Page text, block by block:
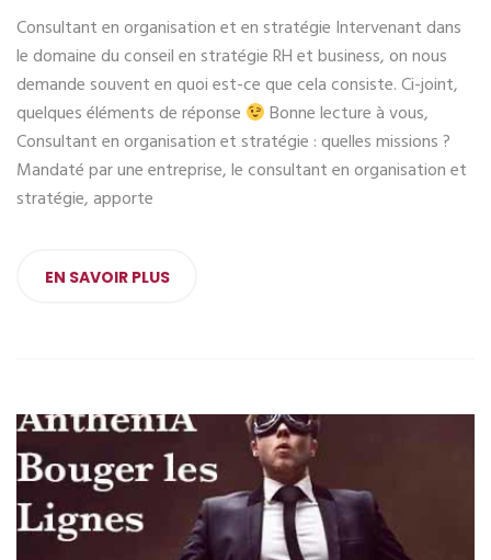
Consultant en organisation et en stratégie Intervenant dans
le domaine du conseil en stratégie RH et business, on nous
demande souvent en quoi est-ce que cela consiste. Ci-joint,
quelques éléments de réponse
Bonne lecture à vous,
Consultant en organisation et stratégie : quelles missions ?
Mandaté par une entreprise, le consultant en organisation et
stratégie, apporte
EN SAVOIR PLUS